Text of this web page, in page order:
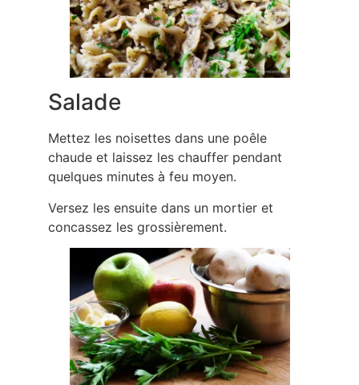
Salade
Mettez les noisettes dans une poêle
chaude et laissez les chauffer pendant
quelques minutes à feu moyen.
Versez les ensuite dans un mortier et
concassez les grossièrement.